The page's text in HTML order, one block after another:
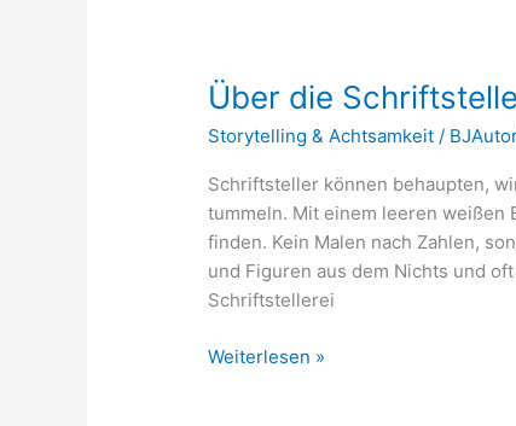
Über die
Storytelling & Achtsamkeit /
Schriftsteller können behaupten,
tummeln. Mit einem leeren weißen
finden. Kein Malen nach Zahlen,
und Figuren aus dem Nichts und
Schriftstellerei
Über
Schriftstellerei
Weiterlesen »